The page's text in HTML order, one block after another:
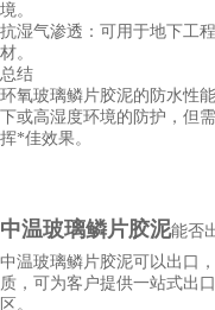
境。
抗湿气渗透：可用于地下工
材。
总结
环氧玻璃鳞片胶泥的防水性
下或高湿度环境的防护，但
挥*佳效果。
中温玻璃鳞片胶泥能否
中温玻璃鳞片胶泥可以出口
质，可为客户提供一站式出
区。